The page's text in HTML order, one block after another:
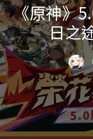
《原神》
日之